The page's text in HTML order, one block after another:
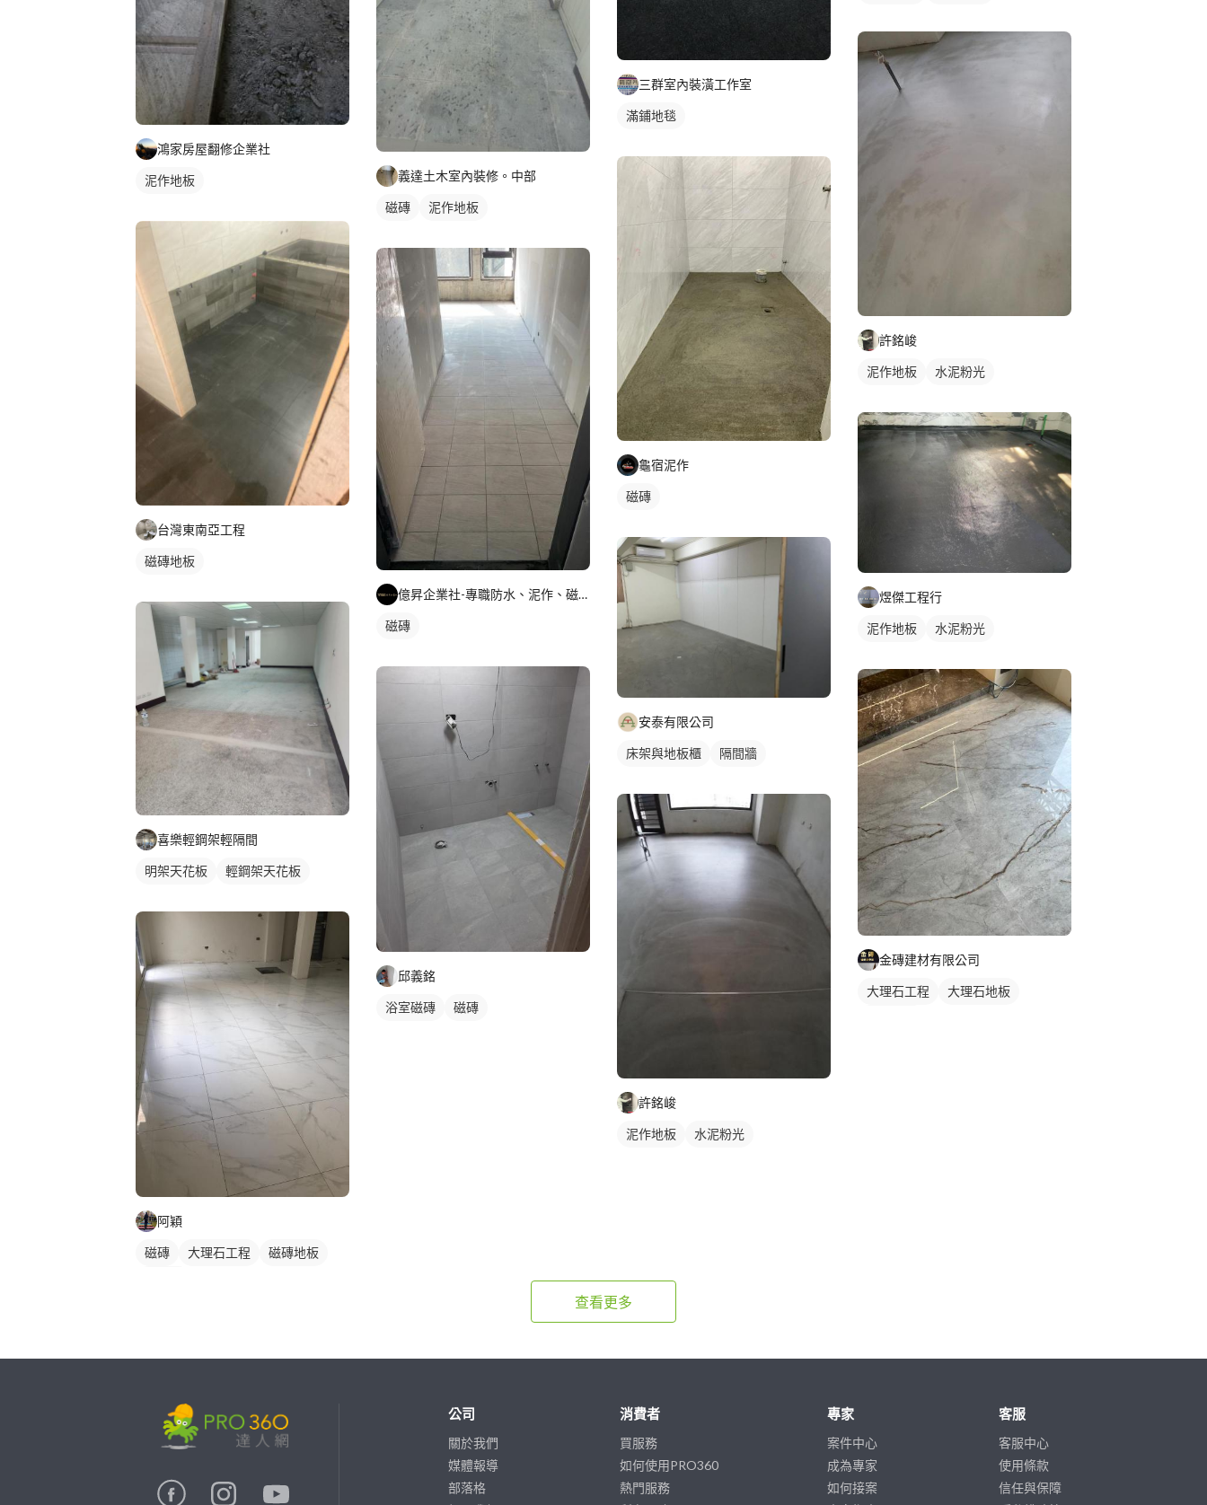
鴻家房屋翻修企業社
泥作地板
台灣東南亞工程
磁磚地板
喜樂輕鋼架輕隔間
明架天花板 輕鋼架天花板
阿穎
磁磚 大理石工程
磁磚地板
義達土木室內裝修。中部
磁磚 泥作地板
億昇企業社-專職防水、泥作、磁磚工程
磁磚
邱義銘
浴室磁磚 磁磚
三群室內裝潢工作室
滿鋪地毯
龜宿泥作
磁磚
安泰有限公司
床架與地板櫃 隔間牆
許銘峻
泥作地板 水泥粉光
許銘峻
泥作地板 水泥粉光
煜傑工程行
泥作地板 水泥粉光
金磚建材有限公司
大理石工程
大理石地板
查看更多
公司
關於我們
媒體報導
部落格
消費者
買服務
如何使用PRO360
熱門服務
專家
案件中心
成為專家
如何接案
客服
客服中心
使用條款
信任與保障